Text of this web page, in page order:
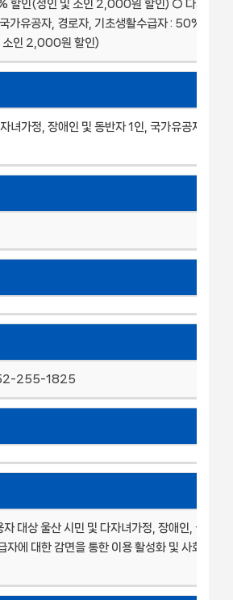
할인(성인 및 소인 2,000원 할인) ○ 다자녀가
가유공자, 경로자, 기초생활수급자 : 50% 할인(
인 2,000원 할인)
가정, 장애인 및 동반자 1인, 국가유공자, 경로
255-1825
대상 울산 시민 및 다자녀가정, 장애인, 국가유
자에 대한 감면을 통한 이용 활성화 및 사회적 약